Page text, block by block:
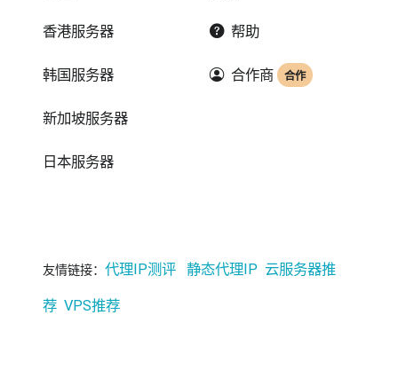
香港服务器
韩国服务器
新加坡服务器
日本服务器
帮助
合作商 合作
友情链接： 代理IP测评 静态代理IP 云服务器推
荐 VPS推荐